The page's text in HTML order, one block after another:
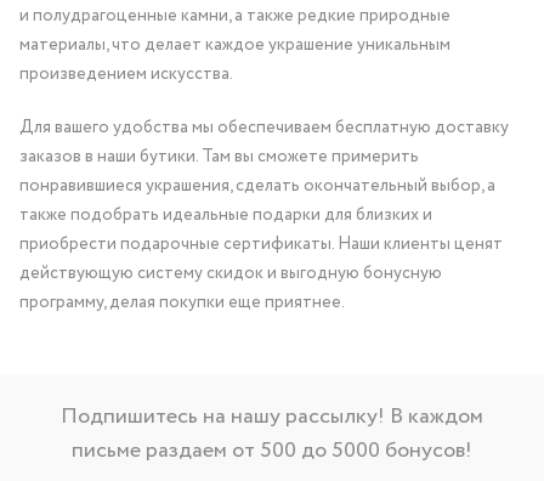
и полудрагоценные камни, а также редкие природные
материалы, что делает каждое украшение уникальным
произведением искусства.
Для вашего удобства мы обеспечиваем бесплатную доставку
заказов в наши бутики. Там вы сможете примерить
понравившиеся украшения, сделать окончательный выбор, а
также подобрать идеальные подарки для близких и
приобрести подарочные сертификаты. Наши клиенты ценят
действующую систему скидок и выгодную бонусную
программу, делая покупки еще приятнее.
Подпишитесь на нашу рассылку! В каждом
письме раздаем от 500 до 5000 бонусов!